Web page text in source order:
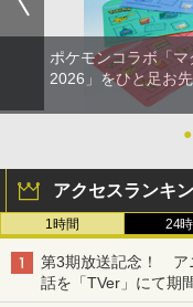
ポケモンコラボ「
2026」をひと足お
●
アクセスランキ
1時間 24
第3期放送記念！ ア
話を「TVer」にて期